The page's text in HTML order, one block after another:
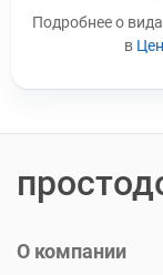
Leave this field
Подробнее о
в
О компании